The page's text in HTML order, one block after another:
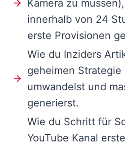
Kamera zu
innerhalb von 24
erste Provisionen
Wie du Inziders
geheimen Strategie
umwandelst und
generierst.
Wie du Schritt für
YouTube Kanal